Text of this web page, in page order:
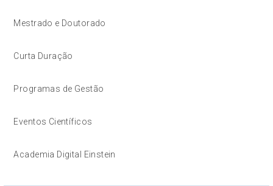
Mestrado e Doutorado
Curta Duração
Programas de Gestão
Eventos Científicos
Academia Digital Einstein